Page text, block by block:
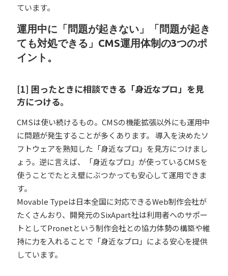
ています。
運用中に「問題が起きない」「問題が起き
ても対処できる」CMS運用体制の3つのポ
イント。
[1] 困ったときに相談できる「身近なプロ」を見
方につける。
CMSは使い続けるもの。CMSの機能拡張以外にも運用中
に問題が発生することが多くあります。 導入を決めたソ
フトウェアを熟知した「身近なプロ」を見方につけまし
ょう。逆に言えば、「身近なプロ」が使っているCMSを
使うことでたとえ壁にぶつかっても安心して運用できま
す。
Movable Typeは日本全国に対応できるWeb制作会社が
たくさんおり、開発元のSixApart社は利用者へのサポー
トとしてPronetという制作会社との協力体勢の構築や維
持に力を入れることで「身近なプロ」による安心を提供
しています。